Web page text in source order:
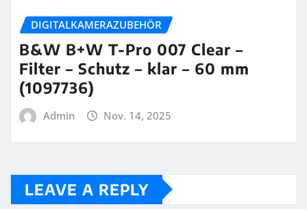
DIGITALKAMERAZUBEHÖR
B&W B+W T-Pro 007 Clear –
Filter – Schutz – klar – 60 mm
(1097736)
Admin Nov. 14, 2025
LEAVE A REPLY